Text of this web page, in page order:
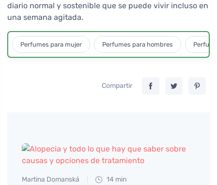
diario normal y sostenible que se puede vivir incluso en
una semana agitada.
Perfumes para mujer Perfumes para hombres
Compartir
Martina Domanská 14 min